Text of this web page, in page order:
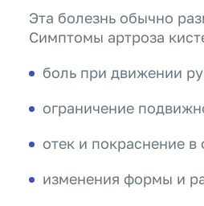
Эта болезнь обычно
Симптомы артроза
боль при движении
ограничение
отек и покраснение
изменения формы и